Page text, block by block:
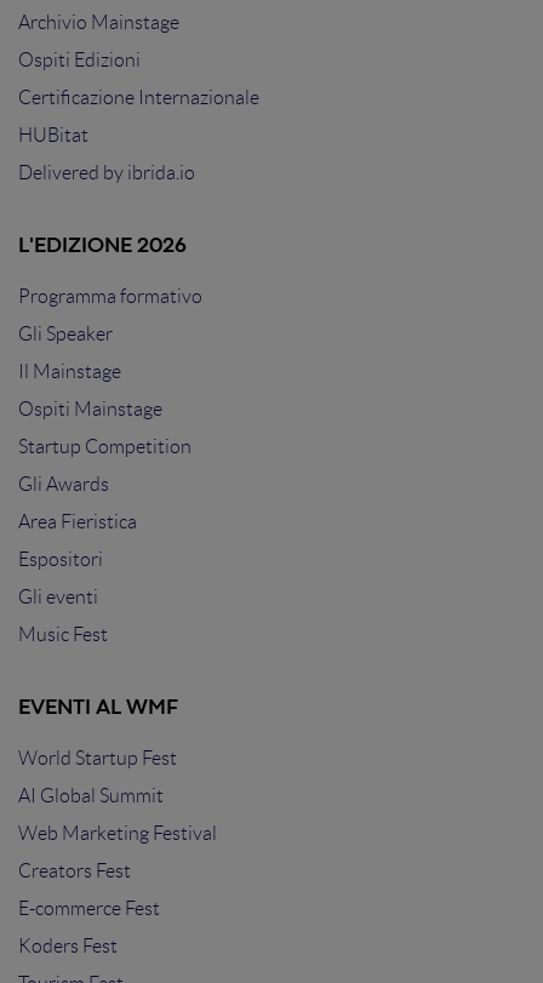
Archivio Mainstage
Ospiti Edizioni
Certificazione Internazionale
HUBitat
Delivered by ibrida.io
L'EDIZIONE 2026
Programma formativo
Gli Speaker
Il Mainstage
Ospiti Mainstage
Startup Competition
Gli Awards
Area Fieristica
Espositori
Gli eventi
Music Fest
EVENTI AL WMF
World Startup Fest
AI Global Summit
Web Marketing Festival
Creators Fest
E-commerce Fest
Koders Fest